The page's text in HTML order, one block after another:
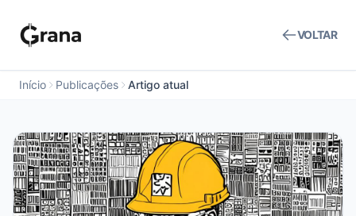
VOLTAR
Início Publicações Artigo atual